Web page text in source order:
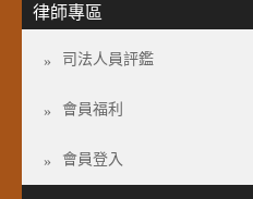
律師專區
司法人員評鑑
會員福利
會員登入